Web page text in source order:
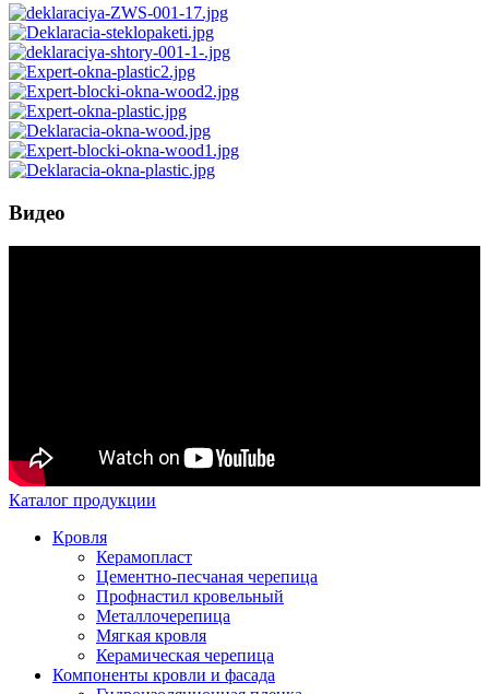
Видео
Каталог продукции
Кровля
Керамопласт
Цементно-песчаная черепица
Профнастил кровельный
Металлочерепица
Мягкая кровля
Керамическая черепица
Компоненты кровли и фасада